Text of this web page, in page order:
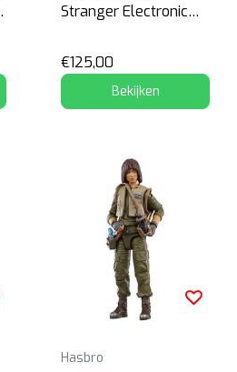
Stranger Electronic
€125,00
Bekijken
Hasbro